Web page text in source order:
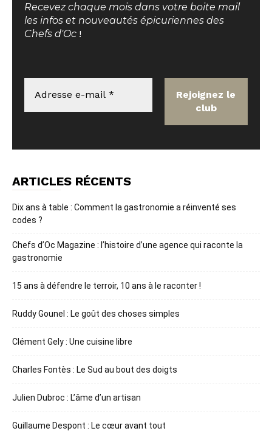
Recevez chaque mois dans votre boite mail
les infos et nouveautés épicuriennes des
Chefs d'Oc !
ARTICLES RÉCENTS
Dix ans à table : Comment la gastronomie a réinventé ses
codes ?
Chefs d’Oc Magazine : l’histoire d’une agence qui raconte la
gastronomie
15 ans à défendre le terroir, 10 ans à le raconter !
Ruddy Gounel : Le goût des choses simples
Clément Gely : Une cuisine libre
Charles Fontès : Le Sud au bout des doigts
Julien Dubroc : L’âme d’un artisan
Guillaume Despont : Le cœur avant tout